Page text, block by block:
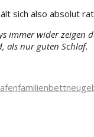
sich also absolut
immer wider
als nur guten Schlaf.
familienbett